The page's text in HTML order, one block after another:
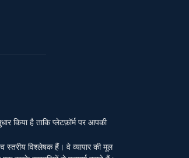
किया है ताकि प्लेटफ़ॉर्म पर आपकी
स्तरीय विश्लेषक हैं। वे व्यापार की मूल